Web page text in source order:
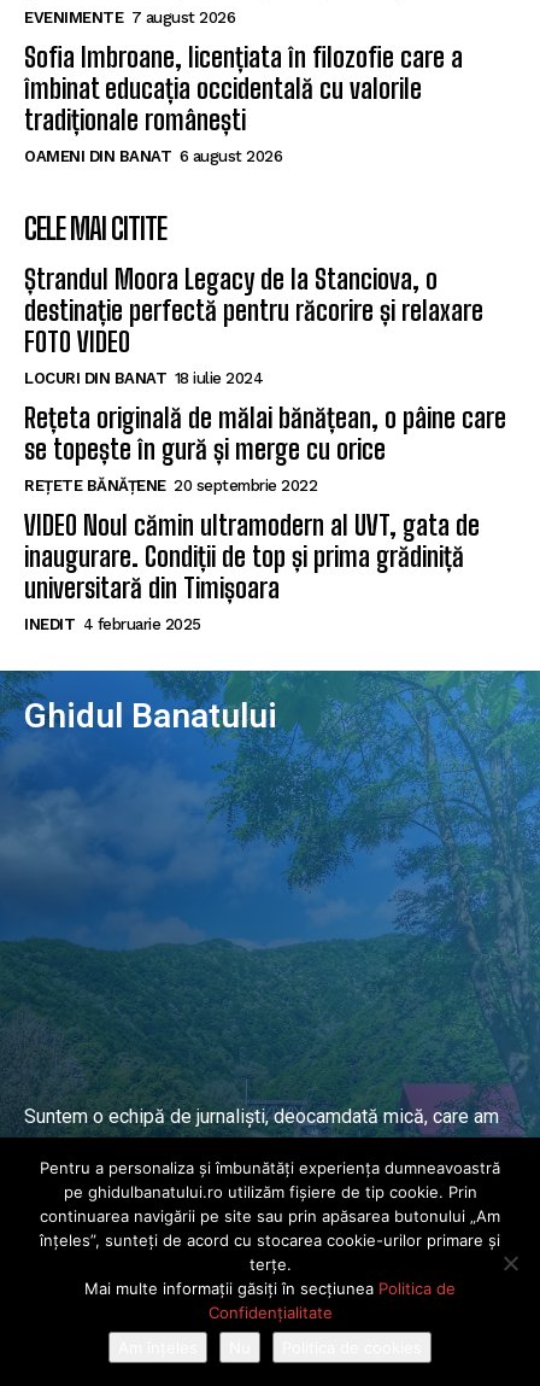
EVENIMENTE 7 august 2026
Sofia Imbroane, licențiata în filozofie care a
îmbinat educația occidentală cu valorile
tradiționale românești
OAMENI DIN BANAT 6 august 2026
CELE MAI CITITE
Ștrandul Moora Legacy de la Stanciova, o
destinație perfectă pentru răcorire și relaxare
FOTO VIDEO
LOCURI DIN BANAT 18 iulie 2024
Rețeta originală de mălai bănățean, o pâine care
se topește în gură și merge cu orice
REȚETE BĂNĂȚENE 20 septembrie 2022
VIDEO Noul cămin ultramodern al UVT, gata de
inaugurare. Condiții de top și prima grădiniță
universitară din Timișoara
INEDIT 4 februarie 2025
Ghidul Banatului
Suntem o echipă de jurnaliști, deocamdată mică, care am
ani.
© Ghidul Banatului 2025. Toate drepturile rezervate · Dezvoltat de
Power Media FX
Pentru a personaliza și îmbunătăți experiența dumneavoastră
pe ghidulbanatului.ro utilizăm fișiere de tip cookie. Prin
continuarea navigării pe site sau prin apăsarea butonului „Am
înțeles”, sunteți de acord cu stocarea cookie-urilor primare și
terțe.
Mai multe informații găsiți în secțiunea Politica de
Confidențialitate